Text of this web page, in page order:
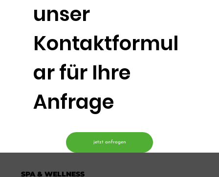
unser
Kontaktformul
ar für Ihre
Anfrage
jetzt anfragen
SPA & WELLNESS